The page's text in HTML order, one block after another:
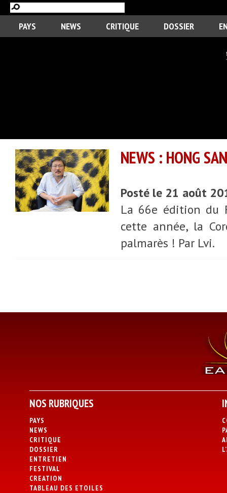
PAYS NEWS CRITIQUE DOSSIER
NEWS : HONG
Posté le 21 août
La 66e édition du
cette année, la
palmarès ! Par Lvi.
NOS RUBRIQUES
PAYS
NEWS
CRITIQUE
DOSSIER
ENTRETIEN
FESTIVAL
CREATION
TABLEAU DES ETOILES